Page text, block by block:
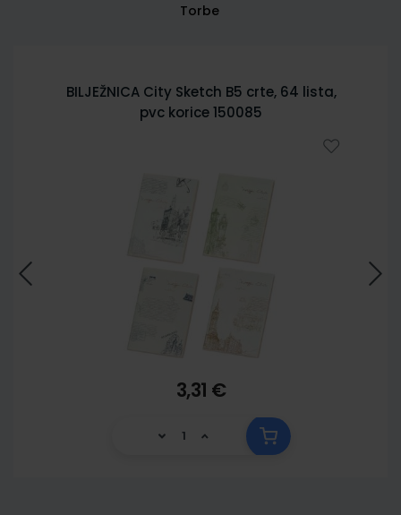
Torbe
BILJEŽNICA City Sketch B5 crte, 64 lista,
pvc korice 150085
3,31 €